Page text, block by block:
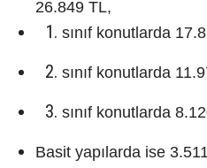
26.849 TL,
sınıf konutlarda
sınıf konutlarda
sınıf konutlarda
Basit yapılarda ise